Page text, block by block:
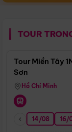
TOUR
Tour Miền Tây
Sơn
Hồ Chí Minh
14/08 16/